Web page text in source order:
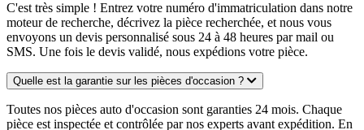
C'est très simple ! Entrez votre numéro d'immatriculation dans notre
moteur de recherche, décrivez la pièce recherchée, et nous vous
envoyons un devis personnalisé sous 24 à 48 heures par mail ou
SMS. Une fois le devis validé, nous expédions votre pièce.
Quelle est la garantie sur les pièces d'occasion ?
Toutes nos pièces auto d'occasion sont garanties 24 mois. Chaque
pièce est inspectée et contrôlée par nos experts avant expédition. En